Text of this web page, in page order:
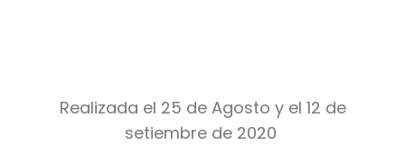
Realizada el 25 de Agosto y el 12 de
setiembre de 2020